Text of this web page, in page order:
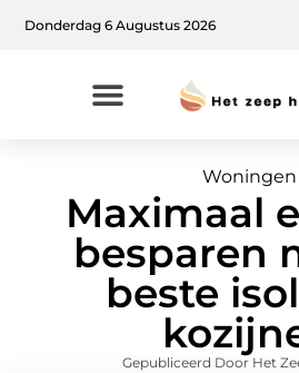
Donderdag 6 Augustus 2026
Woningen
Maximaal
besparen
beste
Gepubliceerd Door Het